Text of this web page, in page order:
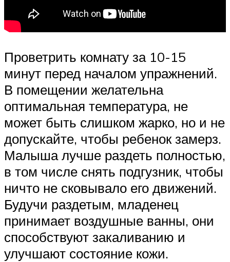
Проветрить комнату за 10-15
минут перед началом упражнений.
В помещении желательна
оптимальная температура, не
может быть слишком жарко, но и не
допускайте, чтобы ребенок замерз.
Малыша лучше раздеть полностью,
в том числе снять подгузник, чтобы
ничто не сковывало его движений.
Будучи раздетым, младенец
принимает воздушные ванны, они
способствуют закаливанию и
улучшают состояние кожи.